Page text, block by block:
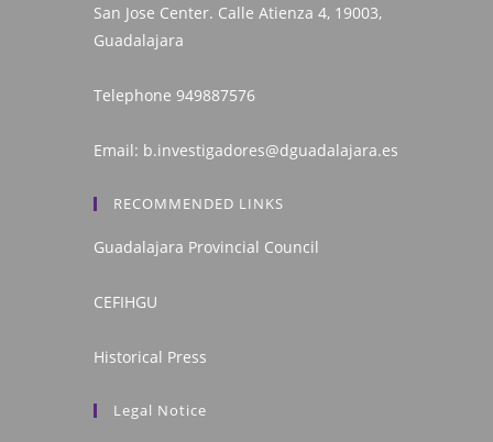
San Jose Center. Calle Atienza 4, 19003,
Guadalajara
Telephone 949887576
Email: b.investigadores@dguadalajara.es
RECOMMENDED LINKS
Guadalajara Provincial Council
CEFIHGU
Historical Press
Legal Notice